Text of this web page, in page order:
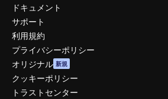
ドキュメント
サポート
利用規約
プライバシーポリシー
オリジナル 新規
クッキーポリシー
トラストセンター